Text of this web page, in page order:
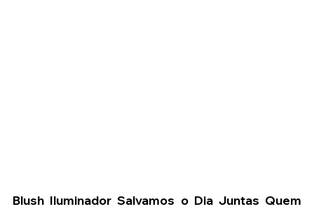
Blush Iluminador Salvamos o Dia Juntas Quem